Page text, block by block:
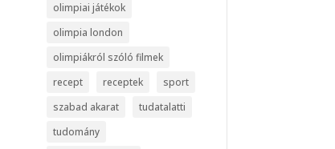
olimpiai játékok
olimpia london
olimpiákról szóló filmek
recept
receptek
sport
szabad akarat
tudatalatti
tudomány